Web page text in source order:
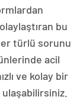
bu
türlü sorunu
acil
ve kolay bir